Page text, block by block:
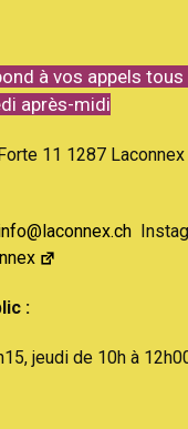
à vos appels
après-midi
11 1287 Laconnex
:
jeudi de 10h à